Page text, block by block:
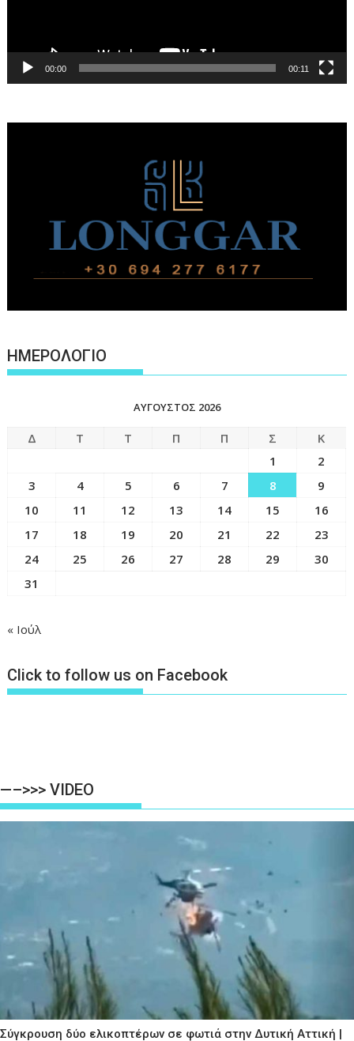
00:00 00:11
ΗΜΕΡΟΛΟΓΙΟ
ΑΎΓΟΥΣΤΟΣ 2026
Δ Τ Τ Π Π Σ
Κ
1
2
3
4 5 6 7 8
9
10
11 12 13 14 15
16
17
18 19 20 21 22
23
24
25 26 27 28 29
30
31
« Ιούλ
Click to follow us on Facebook
—–>>> VIDEO
Σύγκρουση δύο ελικοπτέρων σε φωτιά στην Δυτική Αττική |